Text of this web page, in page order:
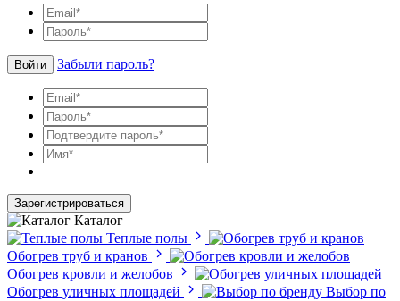
Войти Забыли пароль?
Зарегистрироваться
Каталог
Теплые полы
Обогрев труб и кранов
Обогрев кровли и желобов
Обогрев уличных площадей
Выбор по